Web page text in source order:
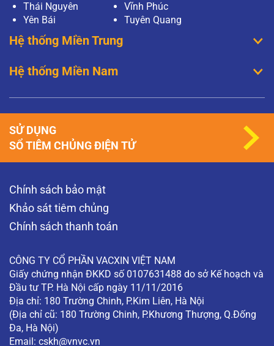
Thái Nguyên
Vĩnh Phúc
Yên Bái
Tuyên Quang
Hệ thống Miền Trung
Hệ thống Miền Nam
Chính sách bảo mật
Khảo sát tiêm chủng
Chính sách thanh toán
CÔNG TY CỔ PHẦN VACXIN VIỆT NAM
Giấy chứng nhận ĐKKD số 0107631488 do sở Kế hoạch và
Đầu tư TP. Hà Nội cấp ngày 11/11/2016
Địa chỉ: 180 Trường Chinh, P.Kim Liên, Hà Nội
(Địa chỉ cũ: 180 Trường Chinh, P.Khương Thượng, Q.Đống
Đa, Hà Nội)
Email: cskh@vnvc.vn
SỬ DỤNG
SỔ TIÊM CHỦNG ĐIỆN TỬ